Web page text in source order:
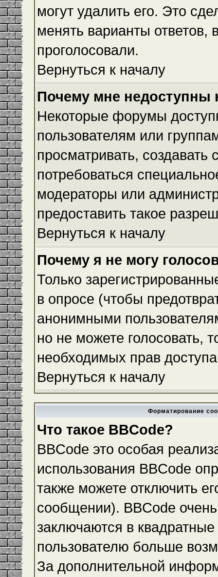
могут удалить его. Это
менять варианты ответов,
проголосовали.
Вернуться к началу
Почему мне
Некоторые форумы
пользователям или
просматривать,
потребоваться
модераторы или
предоставить такое
Вернуться к началу
Почему я не могу
Только
в опросе (чтобы
анонимными
но не можете голосовать,
необходимых прав
Вернуться к началу
Форматирование
Что такое BBCode?
BBCode это особая
использования BBCode
также можете отключить
сообщении). BBCode
заключаются в
пользователю больше
За дополнительной